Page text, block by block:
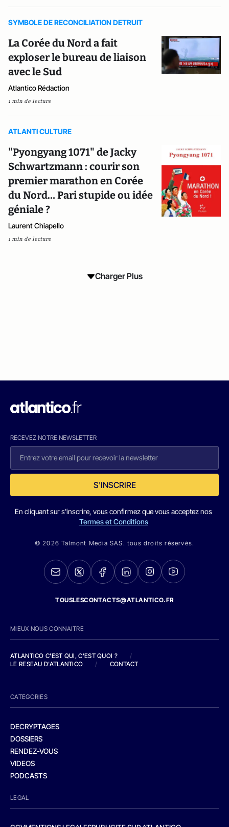
SYMBOLE DE RECONCILIATION DETRUIT
La Corée du Nord a fait
exploser le bureau de liaison
avec le Sud
Atlantico Rédaction
1 min de lecture
ATLANTI CULTURE
"Pyongyang 1071" de Jacky
Schwartzmann : courir son
premier marathon en Corée
du Nord… Pari stupide ou idée
géniale ?
Laurent Chiapello
1 min de lecture
Charger Plus
RECEVEZ NOTRE NEWSLETTER
S'INSCRIRE
En cliquant sur s'inscrire, vous confirmez que vous acceptez nos
Termes et Conditions
© 2026 Talmont Media SAS. tous droits réservés.
TOUSLESCONTACTS@ATLANTICO.FR
MIEUX NOUS CONNAITRE
ATLANTICO C'EST QUI, C'EST QUOI ?
/
LE RESEAU D'ATLANTICO
/ CONTACT
CATEGORIES
DECRYPTAGES
DOSSIERS
RENDEZ-VOUS
VIDEOS
PODCASTS
LEGAL